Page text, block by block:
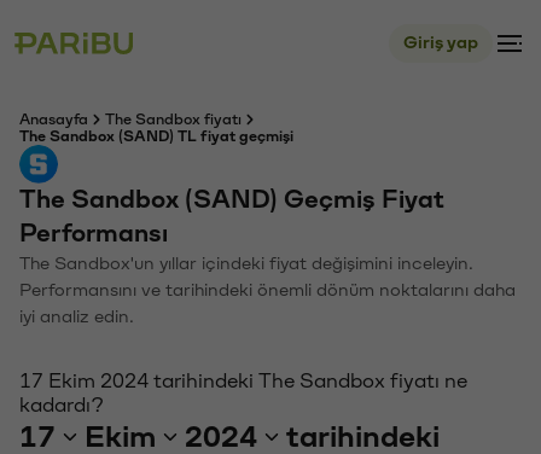
Giriş yap
Anasayfa
The Sandbox fiyatı
The Sandbox (SAND) TL fiyat geçmişi
The Sandbox (SAND) Geçmiş Fiyat
Performansı
The Sandbox'un yıllar içindeki fiyat değişimini inceleyin.
Performansını ve tarihindeki önemli dönüm noktalarını daha
iyi analiz edin.
17 Ekim 2024 tarihindeki The Sandbox fiyatı ne
kadardı?
17 Ekim 2024
tarihindeki